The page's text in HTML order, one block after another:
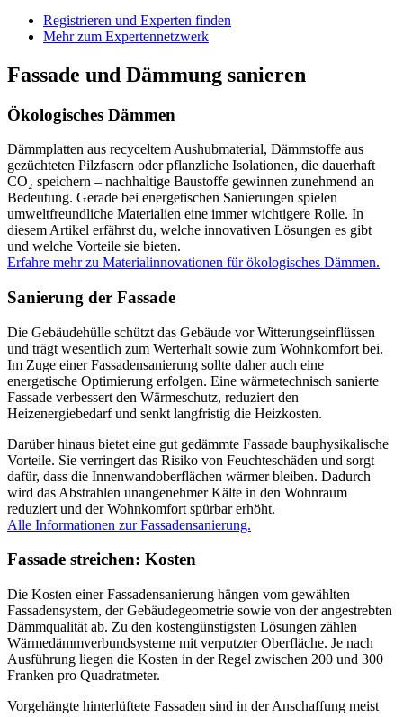
Registrieren und Experten finden
Mehr zum Expertennetzwerk
Fassade und Dämmung sanieren
Ökologisches Dämmen
Dämmplatten aus recyceltem Aushubmaterial, Dämmstoffe aus
gezüchteten Pilzfasern oder pflanzliche Isolationen, die dauerhaft
CO₂ speichern – nachhaltige Baustoffe gewinnen zunehmend an
Bedeutung. Gerade bei energetischen Sanierungen spielen
umweltfreundliche Materialien eine immer wichtigere Rolle. In
diesem Artikel erfährst du, welche innovativen Lösungen es gibt
und welche Vorteile sie bieten.
Erfahre mehr zu Materialinnovationen für ökologisches Dämmen.
Sanierung der Fassade
Die Gebäudehülle schützt das Gebäude vor Witterungseinflüssen
und trägt wesentlich zum Werterhalt sowie zum Wohnkomfort bei.
Im Zuge einer Fassadensanierung sollte daher auch eine
energetische Optimierung erfolgen. Eine wärmetechnisch sanierte
Fassade verbessert den Wärmeschutz, reduziert den
Heizenergiebedarf und senkt langfristig die Heizkosten.
Darüber hinaus bietet eine gut gedämmte Fassade bauphysikalische
Vorteile. Sie verringert das Risiko von Feuchteschäden und sorgt
dafür, dass die Innenwandoberflächen wärmer bleiben. Dadurch
wird das Abstrahlen unangenehmer Kälte in den Wohnraum
reduziert und der Wohnkomfort spürbar erhöht.
Alle Informationen zur Fassadensanierung.
Fassade streichen: Kosten
Die Kosten einer Fassadensanierung hängen vom gewählten
Fassadensystem, der Gebäudegeometrie sowie von der angestrebten
Dämmqualität ab. Zu den kostengünstigsten Lösungen zählen
Wärmedämmverbundsysteme mit verputzter Oberfläche. Je nach
Ausführung liegen die Kosten in der Regel zwischen 200 und 300
Franken pro Quadratmeter.
Vorgehängte hinterlüftete Fassaden sind in der Anschaffung meist